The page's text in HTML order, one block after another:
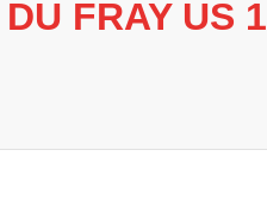
FRAY US 1